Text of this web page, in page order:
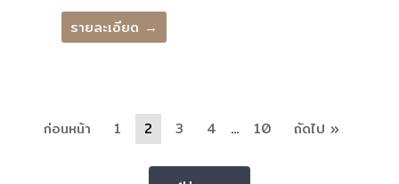
รายละเอียด →
ก่อนหน้า 1 2 3 4 … 10 ถัดไป »